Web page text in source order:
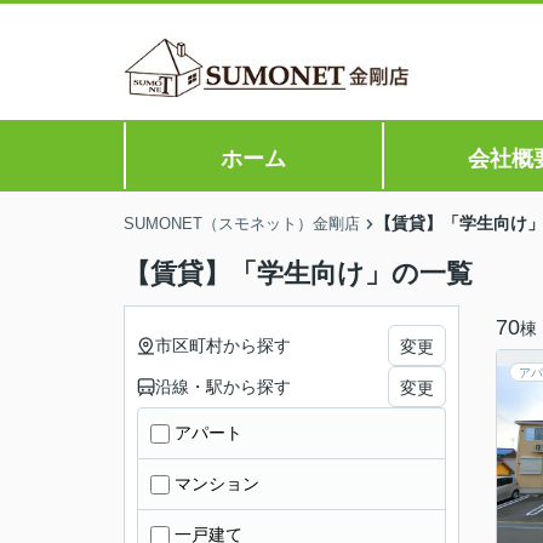
ホーム 会社概
SUMONET（スモネット）金剛店 【賃貸】「学生向け
【賃貸】「学生向け」の一覧
70棟
ア
市区町村から探す 変更
沿線・駅から探す 変更
アパート
マンション
一戸建て